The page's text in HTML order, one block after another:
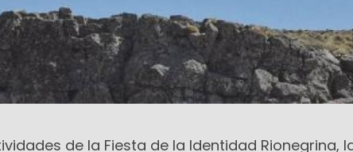
de la Fiesta de la Identidad Rionegrina,